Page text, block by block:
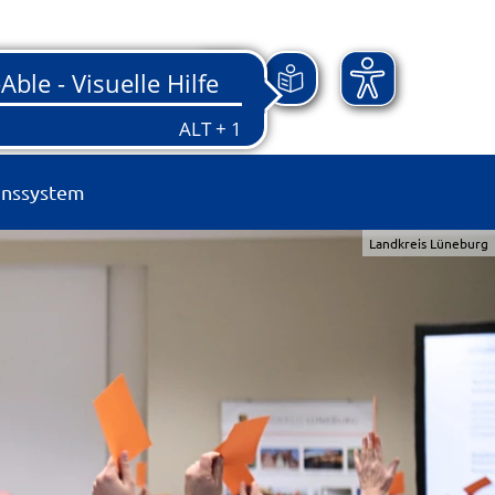
Landkreis Lüneburg